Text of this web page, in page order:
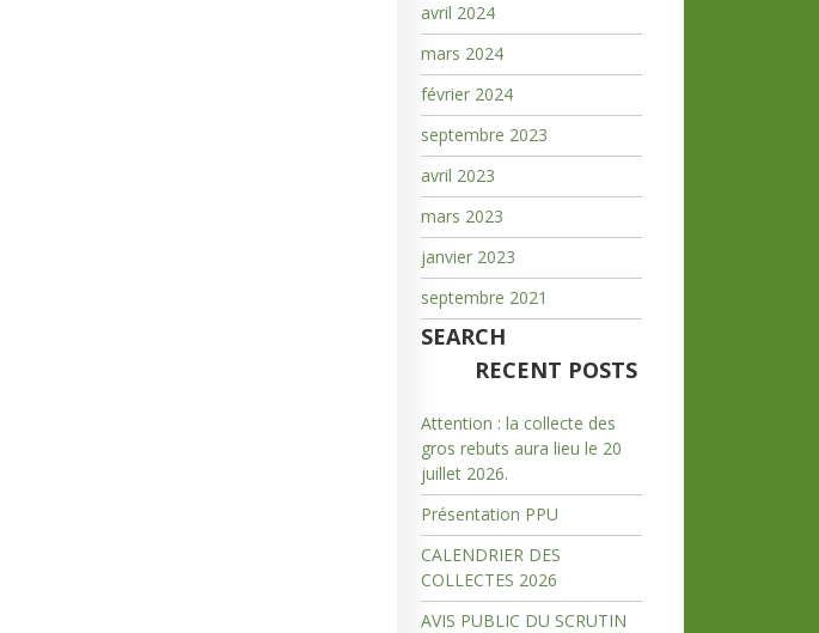
avril 2024
mars 2024
février 2024
septembre 2023
avril 2023
mars 2023
janvier 2023
septembre 2021
SEARCH
RECENT POSTS
Attention : la collecte des
gros rebuts aura lieu le 20
juillet 2026.
Présentation PPU
CALENDRIER DES
COLLECTES 2026
AVIS PUBLIC DU SCRUTIN